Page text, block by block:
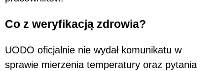
Co z weryfikacją zdrowia?
UODO oficjalnie nie wydał komunikatu w
sprawie mierzenia temperatury oraz pytania